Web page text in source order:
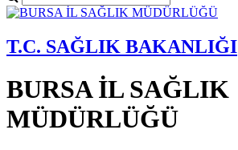
T.C. SAĞLIK BAKANLIĞI
BURSA İL SAĞLIK
MÜDÜRLÜĞÜ